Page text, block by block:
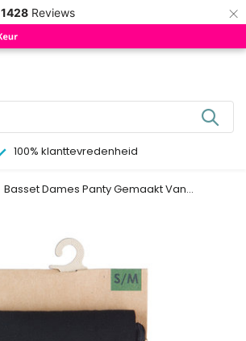
1428 Reviews ×
0
100% klanttevredenheid
Basset Dames Panty Gemaakt Van...